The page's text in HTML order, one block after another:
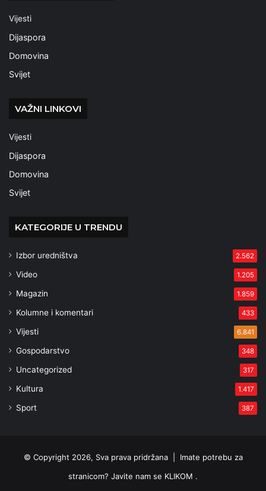
Vijesti
Dijaspora
Domovina
Svijet
VAŽNI LINKOVI
Vijesti
Dijaspora
Domovina
Svijet
KATEGORIJE U TRENDU
Izbor uredništva 2.562
Video 1.205
Magazin 1.859
Kolumne i komentari 433
Vijesti 6.841
Gospodarstvo 348
Uncategorized 317
Kultura 1.417
Sport 387
© Copyright 2026, Sva prava pridržana | Imate potrebu za
stranicom? Javite nam se KLIKOM .